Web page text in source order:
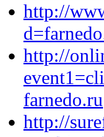
http://
http://
farnedo.ru
http://